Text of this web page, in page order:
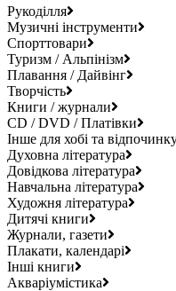
Рукоділля
Музичні інструменти
Спорттовари
Туризм / Альпінізм
Плавання / Дайвінг
Творчість
Книги / журнали
CD / DVD / Платівки
Інше для хобі та
Духовна література
Довідкова література
Навчальна література
Художня література
Дитячі книги
Журнали, газети
Плакати, календарі
Інші книги
Акваріумістика